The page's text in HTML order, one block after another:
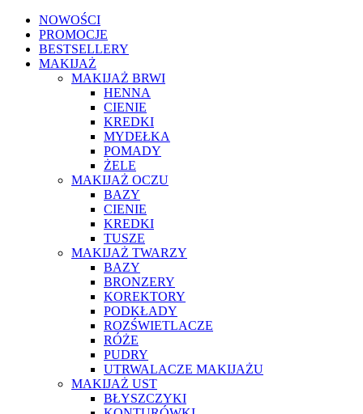
NOWOŚCI
PROMOCJE
BESTSELLERY
MAKIJAŻ
MAKIJAŻ BRWI
HENNA
CIENIE
KREDKI
MYDEŁKA
POMADY
ŻELE
MAKIJAŻ OCZU
BAZY
CIENIE
KREDKI
TUSZE
MAKIJAŻ TWARZY
BAZY
BRONZERY
KOREKTORY
PODKŁADY
ROZŚWIETLACZE
RÓŻE
PUDRY
UTRWALACZE MAKIJAŻU
MAKIJAŻ UST
BŁYSZCZYKI